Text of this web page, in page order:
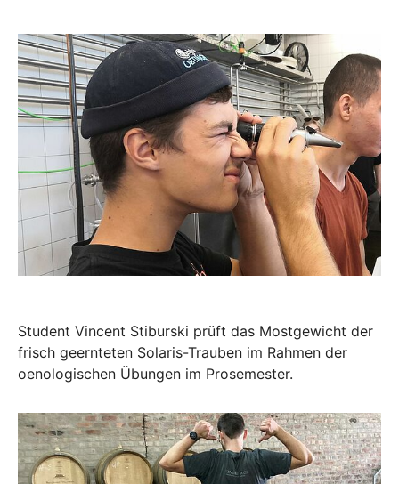
Student Vincent Stiburski prüft das Mostgewicht der
frisch geernteten Solaris-Trauben im Rahmen der
oenologischen Übungen im Prosemester.